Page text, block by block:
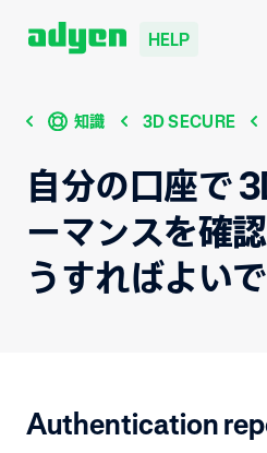
HELP
知識 3D SECURE
自分の口座で
ーマンスを確
うすればよい
Authentication